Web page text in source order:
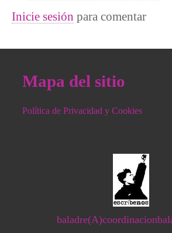
Inicie sesión para comentar
Mapa del sitio
Política de Privacidad y Cookies